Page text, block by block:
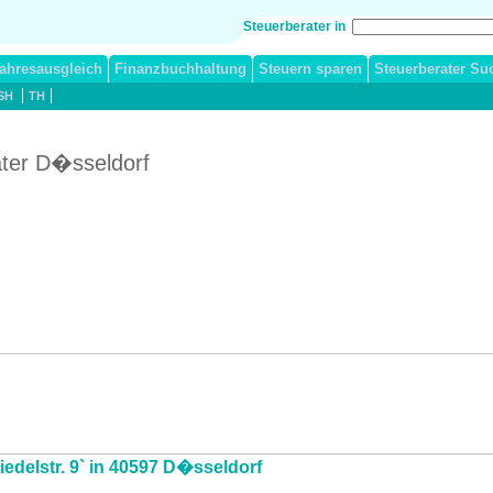
Steuerberater in
Finanzbuchhaltung Steuern sparen Steuerberater
TH
D�sseldorf
9` in 40597 D�sseldorf